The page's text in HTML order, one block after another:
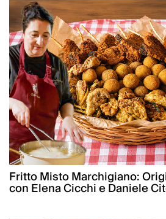
Fritto Misto Marchigiano:
con Elena Cicchi e Daniele